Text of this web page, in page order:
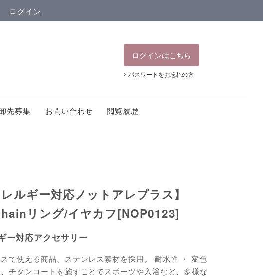
ログイン
ログインはこちら
パスワードをお忘れの方
先募集 お問い合わせ 閲覧履歴
レルギー対応ノットアレプラス】
リング/イヤカフ[NOP0123]
ー対応アクセサリー
で使える商品。ステンレス素材を採用。 耐水性 ・ 変色
チタンコートを施すことでスポーツや入浴など、多様な